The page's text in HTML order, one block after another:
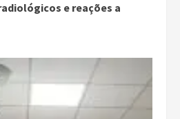
e reações a